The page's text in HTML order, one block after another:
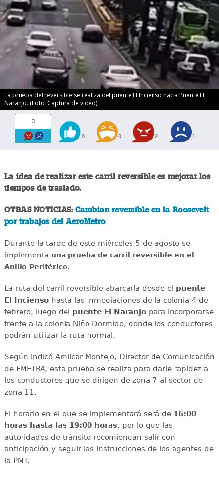
La prueba del reversible se realiza del puente El Incienso hacia Puente El
Naranjo. (Foto: Captura de video)
3
0 0 2 1
La idea de realizar este carril reversible es mejorar los
tiempos de traslado.
OTRAS NOTICIAS: Cambian reversible en la Roosevelt
por trabajos del AeroMetro
Durante la tarde de este miércoles 5 de agosto se
implementa una prueba de carril reversible en el
Anillo Periférico.
La ruta del carril reversible abarcarla desde el puente
El Inciensohasta las inmediaciones de la colonia 4 de
febrero, luego del puente El Naranjopara incorporarse
frente a la colonia Niño Dormido, donde los conductores
podrán utilizar la ruta normal.
Según indicó Amilcar Montejo, Director de Comunicación
de EMETRA, esta prueba se realiza para darle rapidez a
los conductores que se dirigen de zona 7 al sector de
zona 11.
El horario en el que se implementará será de 16:00
horas hasta las 19:00 horas, por lo que las
autoridades de tránsito recomiendan salir con
anticipación y seguir las instrucciones de los agentes de
la PMT.